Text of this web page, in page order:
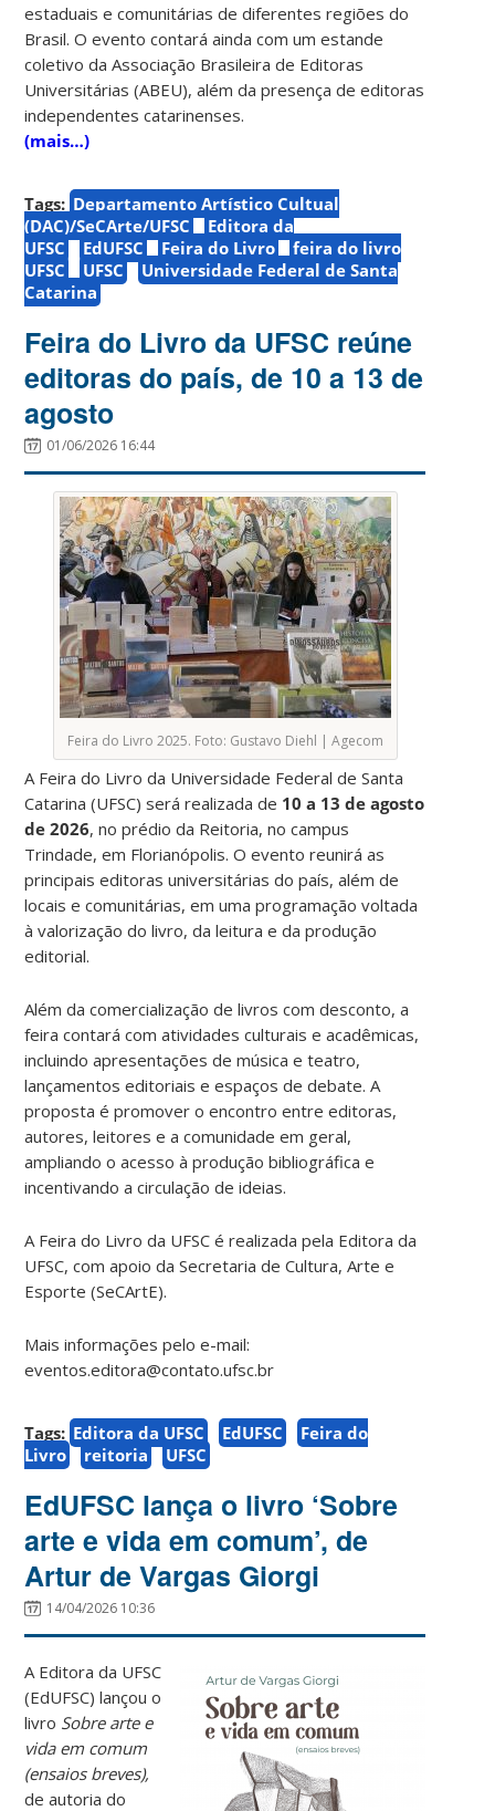
estaduais e comunitárias de diferentes regiões do
Brasil. O evento contará ainda com um estande
coletivo da Associação Brasileira de Editoras
Universitárias (ABEU), além da presença de editoras
independentes catarinenses.
(mais…)
Tags: Departamento Artístico Cultual
(DAC)/SeCArte/UFSC
Editora da
UFSC
EdUFSC Feira do Livro
feira do livro
UFSC
UFSC
Universidade Federal de Santa
Catarina
Feira do Livro da UFSC reúne
editoras do país, de 10 a 13 de
agosto
01/06/2026 16:44
Feira do Livro 2025. Foto: Gustavo Diehl | Agecom
A Feira do Livro da Universidade Federal de Santa
Catarina (UFSC) será realizada de 10 a 13 de agosto
de 2026, no prédio da Reitoria, no campus
Trindade, em Florianópolis. O evento reunirá as
principais editoras universitárias do país, além de
locais e comunitárias, em uma programação voltada
à valorização do livro, da leitura e da produção
editorial.
Além da comercialização de livros com desconto, a
feira contará com atividades culturais e acadêmicas,
incluindo apresentações de música e teatro,
lançamentos editoriais e espaços de debate. A
proposta é promover o encontro entre editoras,
autores, leitores e a comunidade em geral,
ampliando o acesso à produção bibliográfica e
incentivando a circulação de ideias.
A Feira do Livro da UFSC é realizada pela Editora da
UFSC, com apoio da Secretaria de Cultura, Arte e
Esporte (SeCArtE).
Mais informações pelo e-mail:
eventos.editora@contato.ufsc.br
Tags: Editora da UFSC EdUFSC
Feira do
Livro
reitoria UFSC
EdUFSC lança o livro ‘Sobre
arte e vida em comum’, de
Artur de Vargas Giorgi
14/04/2026 10:36
A Editora da UFSC
(EdUFSC) lançou o
livro Sobre arte e
vida em comum
(ensaios breves),
de autoria do